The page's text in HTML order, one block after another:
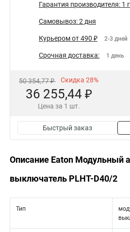
Гарантия производителя: 1
Самовывоз: 2 дня
Курьером от 490 ₽ 2-3 дней
Срочная доставка: 1 день
50 354,77 ₽ Скидка 28%
36 255,44 ₽
Цена за 1 шт.
Быстрый заказ
Описание Eaton Модульный
выключатель PLHT-D40/2
Тип